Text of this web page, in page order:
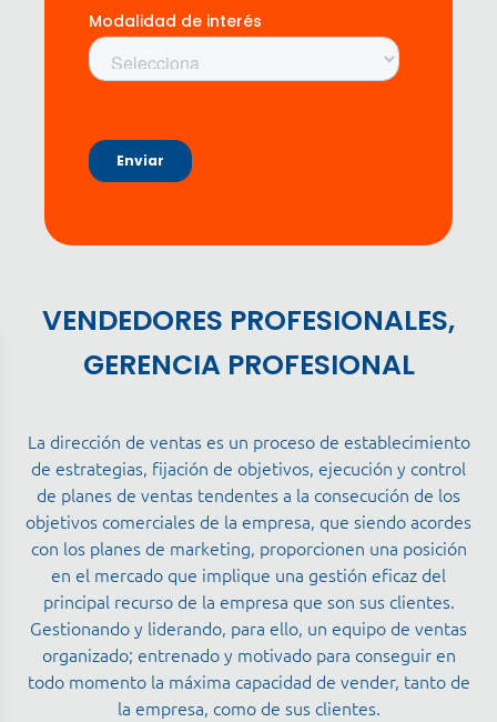
VENDEDORES PROFESIONALES,
GERENCIA PROFESIONAL
La dirección de ventas es un proceso de establecimiento
de estrategias, fijación de objetivos, ejecución y control
de planes de ventas tendentes a la consecución de los
objetivos comerciales de la empresa, que siendo acordes
con los planes de marketing, proporcionen una posición
en el mercado que implique una gestión eficaz del
principal recurso de la empresa que son sus clientes.
Gestionando y liderando, para ello, un equipo de ventas
organizado; entrenado y motivado para conseguir en
todo momento la máxima capacidad de vender, tanto de
la empresa, como de sus clientes.